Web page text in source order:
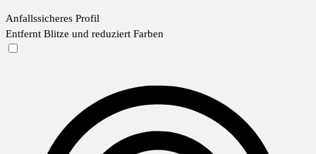
Anfallssicheres Profil
Entfernt Blitze und reduziert Farben